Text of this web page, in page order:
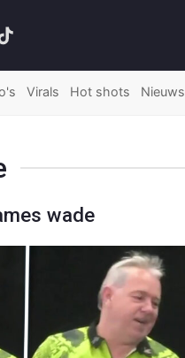
Virals Hot shots Nieuws
wade